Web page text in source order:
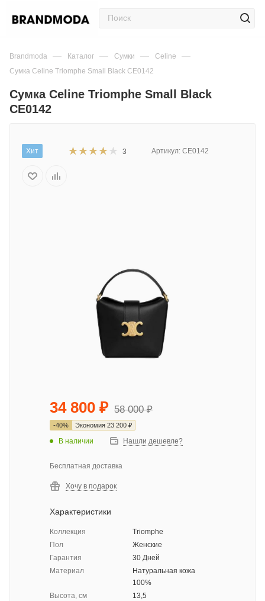
Brandmoda — Каталог — Сумки — Celine —
Сумка Celine Triomphe Small Black CE0142
Сумка Celine Triomphe Small Black
CE0142
Хит 3 Артикул: CE0142
34 800 ₽ 58 000₽
-40% Экономия 23 200 ₽
В наличии Нашли дешевле?
Бесплатная доставка
Хочу в подарок
Характеристики
Коллекция
Triomphe
Пол
Женские
Гарантия
30 Дней
Материал
Натуральная кожа
100%
Высота, см
13,5